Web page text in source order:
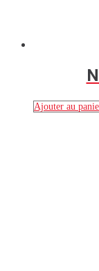
Ajouter au